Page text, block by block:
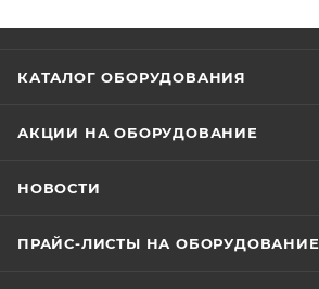
помехам: степень жесткости 2.
КАТАЛОГ ОБОРУДОВАНИЯ
АКЦИИ НА ОБОРУДОВАНИЕ
НОВОСТИ
ПРАЙС-ЛИСТЫ НА ОБОРУДОВАНИЕ